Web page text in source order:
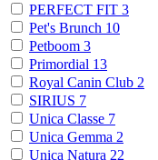
PERFECT FIT 3
Pet's Brunch 10
Petboom 3
Primordial 13
Royal Canin Club 2
SIRIUS 7
Unica Classe 7
Unica Gemma 2
Unica Natura 22